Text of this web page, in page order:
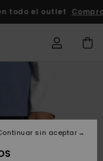
todo el outlet
sin aceptar